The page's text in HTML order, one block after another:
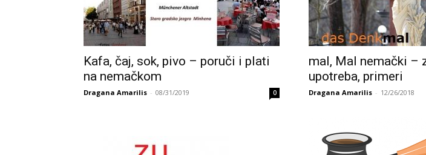
Kafa, čaj, sok, pivo – poruči i plati
na nemačkom
Dragana Amarilis - 08/31/2019 0
mal, Mal nemački –
upotreba, primeri
Dragana Amarilis - 12/26/2018